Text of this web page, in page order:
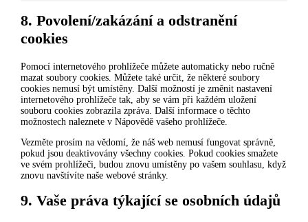
8. Povolení/zakázání a odstranění
cookies
Pomocí internetového prohlížeče můžete automaticky nebo ručně
mazat soubory cookies. Můžete také určit, že některé soubory
cookies nemusí být umístěny. Další možností je změnit nastavení
internetového prohlížeče tak, aby se vám při každém uložení
souboru cookies zobrazila zpráva. Další informace o těchto
možnostech naleznete v Nápovědě vašeho prohlížeče.
Vezměte prosím na vědomí, že náš web nemusí fungovat správně,
pokud jsou deaktivovány všechny cookies. Pokud cookies smažete
ve svém prohlížeči, budou znovu umístěny po vašem souhlasu, když
znovu navštívíte naše webové stránky.
9. Vaše práva týkající se osobních údajů